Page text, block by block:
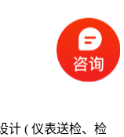
计 ( 仪表送检、检